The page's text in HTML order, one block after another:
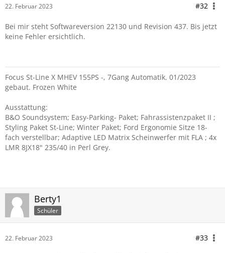
22. Februar 2023 #32
Bei mir steht Softwareversion 22130 und Revision 437. Bis jetzt
keine Fehler ersichtlich.
Focus St-Line X MHEV 155PS -, 7Gang Automatik. 01/2023
gebaut. Frozen White
Ausstattung:
B&O Soundsystem; Easy-Parking- Paket; Fahrassistenzpaket II ;
Styling Paket St-Line; Winter Paket; Ford Ergonomie Sitze 18-
fach verstellbar; Adaptive LED Matrix Scheinwerfer mit FLA ; 4x
LMR 8JX18" 235/40 in Perl Grey.
Berty1
Schüler
22. Februar 2023 #33